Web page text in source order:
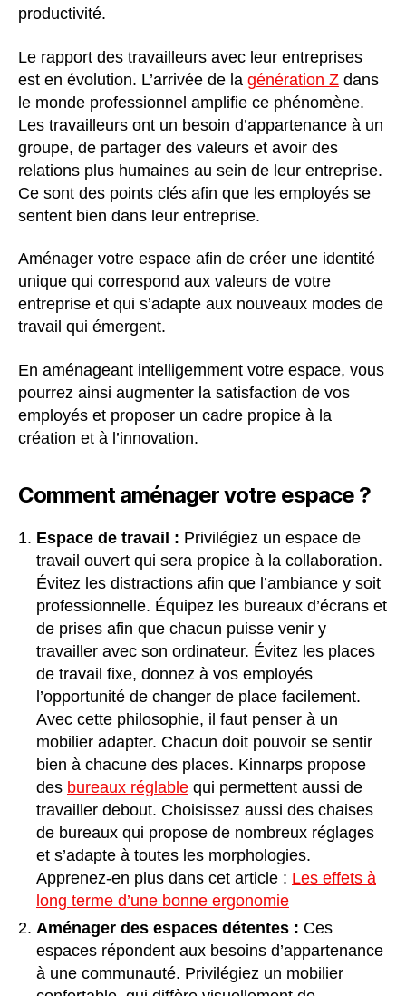
productivité.
Le rapport des travailleurs avec leur entreprises
est en évolution. L’arrivée de la génération Z dans
le monde professionnel amplifie ce phénomène.
Les travailleurs ont un besoin d’appartenance à un
groupe, de partager des valeurs et avoir des
relations plus humaines au sein de leur entreprise.
Ce sont des points clés afin que les employés se
sentent bien dans leur entreprise.
Aménager votre espace afin de créer une identité
unique qui correspond aux valeurs de votre
entreprise et qui s’adapte aux nouveaux modes de
travail qui émergent.
En aménageant intelligemment votre espace, vous
pourrez ainsi augmenter la satisfaction de vos
employés et proposer un cadre propice à la
création et à l’innovation.
Comment aménager votre espace ?
Espace de travail : Privilégiez un espace de
travail ouvert qui sera propice à la collaboration.
Évitez les distractions afin que l’ambiance y soit
professionnelle. Équipez les bureaux d’écrans et
de prises afin que chacun puisse venir y
travailler avec son ordinateur. Évitez les places
de travail fixe, donnez à vos employés
l’opportunité de changer de place facilement.
Avec cette philosophie, il faut penser à un
mobilier adapter. Chacun doit pouvoir se sentir
bien à chacune des places. Kinnarps propose
des bureaux réglable qui permettent aussi de
travailler debout. Choisissez aussi des chaises
de bureaux qui propose de nombreux réglages
et s’adapte à toutes les morphologies.
Apprenez-en plus dans cet article : Les effets à
long terme d’une bonne ergonomie
Aménager des espaces détentes : Ces
espaces répondent aux besoins d’appartenance
à une communauté. Privilégiez un mobilier